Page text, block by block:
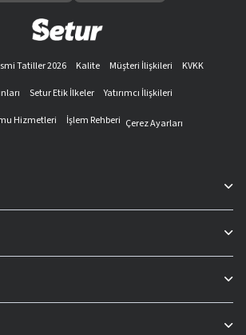
Tatiller 2026 Kalite Müşteri İlişkileri
KVKK
Setur Etik İlkeler
Yatırımcı İlişkileri
Hizmetleri
İşlem Rehberi Çerez Ayarları